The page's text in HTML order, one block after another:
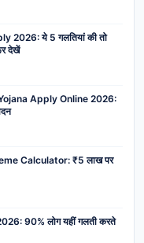
2026: ये 5 गलतियां की तो
देखें
Apply Online 2026:
Calculator: ₹5 लाख पर
90% लोग यहीं गलती करते